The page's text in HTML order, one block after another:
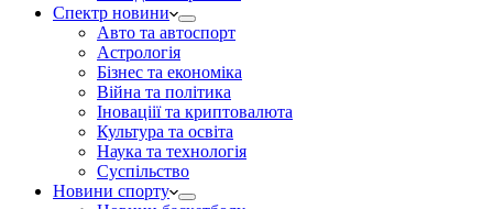
Спектр новини
Авто та автоспорт
Астрологія
Бізнес та економіка
Війна та політика
Іноваціії та криптовалюта
Культура та освіта
Наука та технологія
Суспільство
Новини спорту